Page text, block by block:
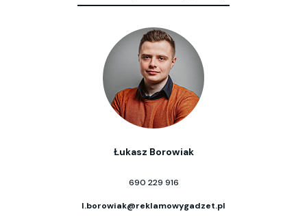
Łukasz Borowiak
690 229 916
l.borowiak@reklamowygadzet.pl